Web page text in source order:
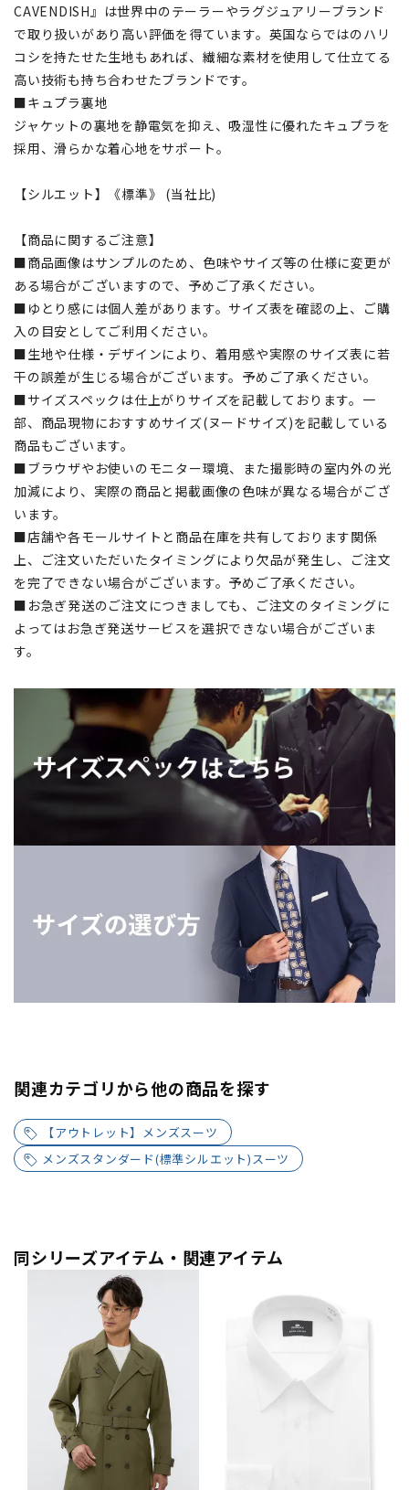
CAVENDISH』は世界中のテーラーやラグジュアリーブランド
で取り扱いがあり高い評価を得ています。英国ならではのハリ
コシを持たせた生地もあれば、繊細な素材を使用して仕立てる
高い技術も持ち合わせたブランドです。
■キュプラ裏地
ジャケットの裏地を静電気を抑え、吸湿性に優れたキュプラを
採用、滑らかな着心地をサポート。
【シルエット】《標準》 (当社比)
【商品に関するご注意】
■商品画像はサンプルのため、色味やサイズ等の仕様に変更が
ある場合がございますので、予めご了承ください。
■ゆとり感には個人差があります。サイズ表を確認の上、ご購
入の目安としてご利用ください。
■生地や仕様・デザインにより、着用感や実際のサイズ表に若
干の誤差が生じる場合がございます。予めご了承ください。
■サイズスペックは仕上がりサイズを記載しております。一
部、商品現物におすすめサイズ(ヌードサイズ)を記載している
商品もございます。
■ブラウザやお使いのモニター環境、また撮影時の室内外の光
加減により、実際の商品と掲載画像の色味が異なる場合がござ
います。
■店舗や各モールサイトと商品在庫を共有しております関係
上、ご注文いただいたタイミングにより欠品が発生し、ご注文
を完了できない場合がございます。予めご了承ください。
■お急ぎ発送のご注文につきましても、ご注文のタイミングに
よってはお急ぎ発送サービスを選択できない場合がございま
す。
関連カテゴリから他の商品を探す
【アウトレット】メンズスーツ
メンズスタンダード(標準シルエット)スーツ
同シリーズアイテム・関連アイテム